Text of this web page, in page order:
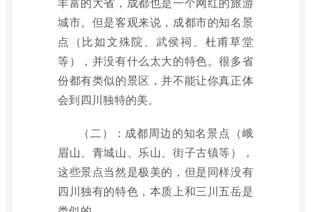
城市。但是客观来说，成都市的知名景
点（比如文殊院、武侯祠、杜甫草堂
等），并没有什么太大的特色。很多省
份都有类似的景区，并不能让你真正体
会到四川独特的美。
（二）：成都周边的知名景点（峨
眉山、青城山、乐山、街子古镇等），
这些景点当然是极美的，但是同样没有
四川独有的特色，本质上和三川五岳是